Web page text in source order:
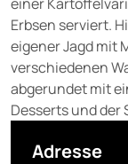
Erbsen serviert.
eigener Jagd mit
verschiedenen
abgerundet mit
Desserts und der
Adresse